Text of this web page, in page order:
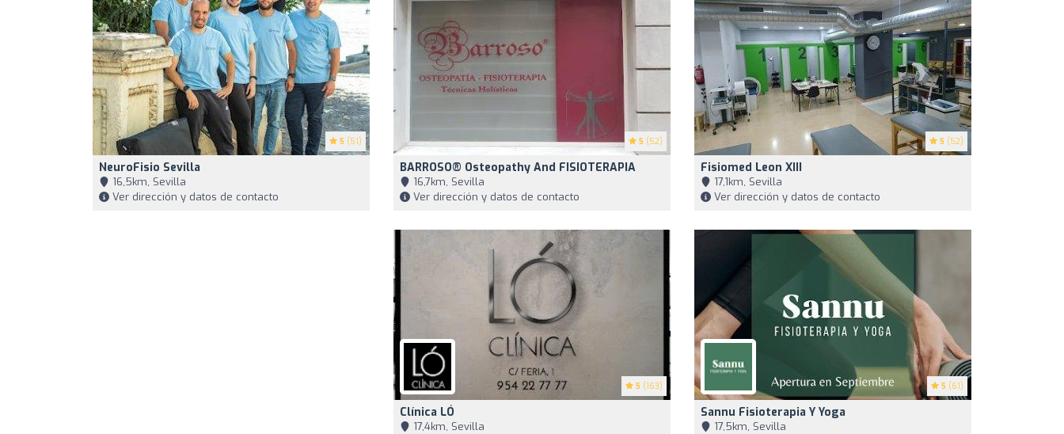
5 (51)
NeuroFisio Sevilla
16,5km, Sevilla
Ver dirección y datos de contacto
5 (52)
BARROSO® Osteopathy And FISIOTERAPIA
16,7km, Sevilla
Ver dirección y datos de contacto
5 (52)
Fisiomed Leon XIII
17,1km, Sevilla
Ver dirección y datos de contacto
5 (163)
Clínica LÓ
17,4km, Sevilla
5 (61)
Sannu Fisioterapia Y Yoga
17,5km, Sevilla